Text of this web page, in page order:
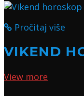
Pročitaj više
VIKEND
View more